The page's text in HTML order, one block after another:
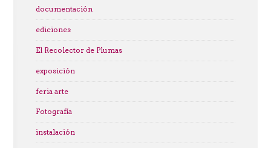
documentación
ediciones
El Recolector de Plumas
exposición
feria arte
Fotografía
instalación